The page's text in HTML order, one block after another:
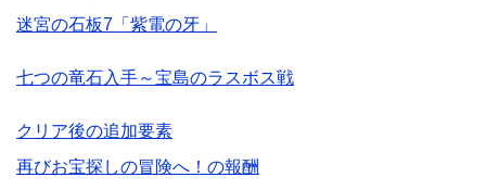
迷宮の石板7「紫電の牙」
七つの竜石入手～宝島のラスボス戦
クリア後の追加要素
再びお宝探しの冒険へ！の報酬